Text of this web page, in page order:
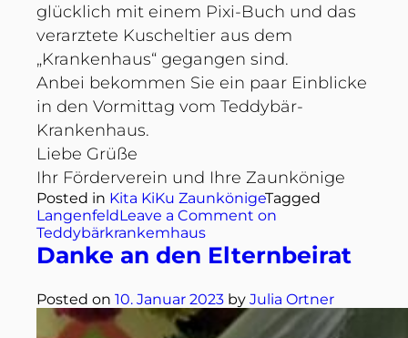
glücklich mit einem Pixi-Buch und das
verarztete Kuscheltier aus dem
„Krankenhaus“ gegangen sind.
Anbei bekommen Sie ein paar Einblicke
in den Vormittag vom Teddybär-
Krankenhaus.
Liebe Grüße
Ihr Förderverein und Ihre Zaunkönige
Posted in Kita KiKu ZaunkönigeTagged
LangenfeldLeave a Comment on
Teddybärkrankemhaus
Danke an den Elternbeirat
Posted on 10. Januar 2023 by Julia Ortner